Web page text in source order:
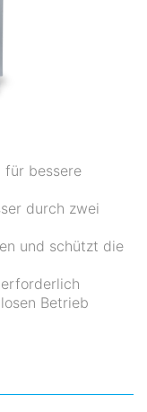
für bessere
durch zwei
und schützt die
Betrieb